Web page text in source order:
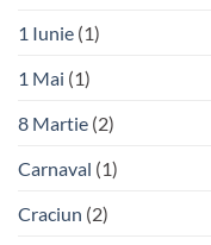
1 Iunie (1)
1 Mai (1)
8 Martie (2)
Carnaval (1)
Craciun (2)